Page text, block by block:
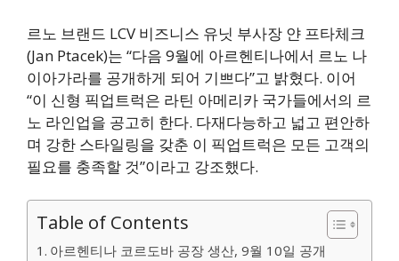
르노 브랜드 LCV 비즈니스 유닛 부사장 얀 프타체크
(Jan Ptacek)는 “다음 9월에 아르헨티나에서 르노 나
이아가라를 공개하게 되어 기쁘다”고 밝혔다. 이어
“이 신형 픽업트럭은 라틴 아메리카 국가들에서의 르
노 라인업을 공고히 한다. 다재다능하고 넓고 편안하
며 강한 스타일링을 갖춘 이 픽업트럭은 모든 고객의
필요를 충족할 것”이라고 강조했다.
Table of Contents
아르헨티나 코르도바 공장 생산, 9월 10일 공개